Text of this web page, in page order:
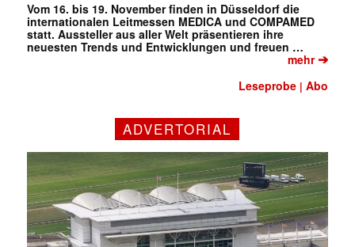
Mit dem |transkript-Newsletter
jede Woche aktuell informiert.
Vom 16. bis 19. November finden in Düsseldorf die
internationalen Leitmessen MEDICA und COMPAMED
statt. Aussteller aus aller Welt präsentieren ihre
neuesten Trends und Entwicklungen und freuen …
mehr➔
Leseprobe |Abo
ADVERTORIAL